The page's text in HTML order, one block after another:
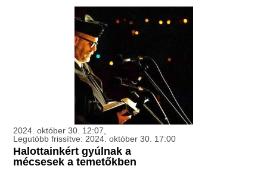
2024. október 30. 12:07,
Legutóbb frissítve: 2024. október 30. 17:00
Halottainkért gyúlnak a
mécsesek a temetőkben